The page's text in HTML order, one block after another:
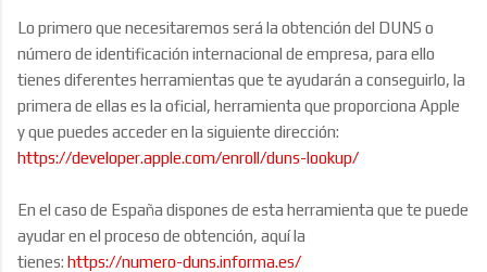
Lo primero que necesitaremos será la obtención del DUNS o
número de identificación internacional de empresa, para ello
tienes diferentes herramientas que te ayudarán a conseguirlo, la
primera de ellas es la oficial, herramienta que proporciona Apple
y que puedes acceder en la siguiente dirección:
https://developer.apple.com/enroll/duns-lookup/
En el caso de España dispones de esta herramienta que te puede
ayudar en el proceso de obtención, aquí la
tienes: https://numero-duns.informa.es/